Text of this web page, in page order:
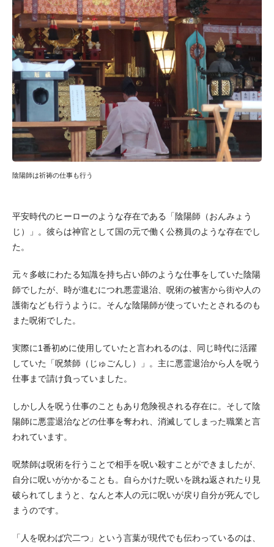
陰陽師は祈祷の仕事も行う
平安時代のヒーローのような存在である「陰陽師（おんみょう
じ）」。彼らは神官として国の元で働く公務員のような存在でし
た。
元々多岐にわたる知識を持ち占い師のような仕事をしていた陰陽
師でしたが、時が進むにつれ悪霊退治、呪術の被害から街や人の
護衛なども行うように。そんな陰陽師が使っていたとされるのも
また呪術でした。
実際に1番初めに使用していたと言われるのは、同じ時代に活躍
していた「呪禁師（じゅごんし）」。主に悪霊退治から人を呪う
仕事まで請け負っていました。
しかし人を呪う仕事のこともあり危険視される存在に。そして陰
陽師に悪霊退治などの仕事を奪われ、消滅してしまった職業と言
われています。
呪禁師は呪術を行うことで相手を呪い殺すことができましたが、
自分に呪いがかかることも。自らかけた呪いを跳ね返されたり見
破られてしまうと、なんと本人の元に呪いが戻り自分が死んでし
まうのです。
「人を呪わば穴二つ」という言葉が現代でも伝わっているのは、